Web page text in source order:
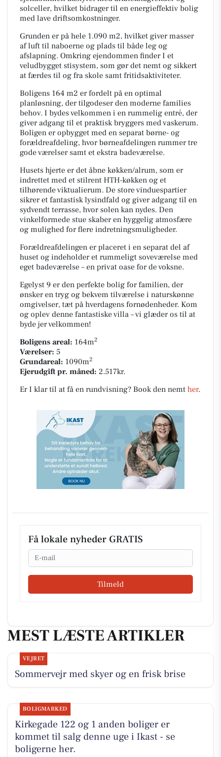
solceller, hvilket bidrager til en energieffektiv bolig
med lave driftsomkostninger.
Grunden er på hele 1.090 m2, hvilket giver masser
af luft til naboerne og plads til både leg og
afslapning. Omkring ejendommen finder I et
veludbygget stisystem, som gør det nemt og sikkert
at færdes til og fra skole samt fritidsaktiviteter.
Boligens 164 m2 er fordelt på en optimal
planløsning, der tilgodeser den moderne families
behov. I bydes velkommen i en rummelig entré, der
giver adgang til et praktisk bryggers med vaskerum.
Boligen er opbygget med en separat børne- og
forældreafdeling, hvor børneafdelingen rummer tre
gode værelser samt et ekstra badeværelse.
Husets hjerte er det åbne køkken/alrum, som er
indrettet med et stilrent HTH-køkken og et
tilhørende viktualierum. De store vinduespartier
sikrer et fantastisk lysindfald og giver adgang til en
sydvendt terrasse, hvor solen kan nydes. Den
vinkelformede stue skaber en hyggelig atmosfære
og mulighed for flere indretningsmuligheder.
Forældreafdelingen er placeret i en separat del af
huset og indeholder et rummeligt soveværelse med
eget badeværelse – en privat oase for de voksne.
Egelyst 9 er den perfekte bolig for familien, der
ønsker en tryg og bekvem tilværelse i naturskønne
omgivelser, tæt på hverdagens fornødenheder. Kom
og oplev denne fantastiske villa – vi glæder os til at
byde jer velkommen!
Boligens areal: 164m2
Værelser: 5
Grundareal: 1090m2
Ejerudgift pr. måned: 2.517kr.
Er I klar til at få en rundvisning? Book den nemt her.
Få lokale nyheder GRATIS
Email
Tilmeld
MEST LÆSTE ARTIKLER
VEJRET
Sommervejr med skyer og en frisk brise
BOLIGMARKED
Kirkegade 122 og 1 anden boliger er
kommet til salg denne uge i Ikast - se
boligerne her.